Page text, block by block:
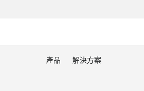
產品 解決方案